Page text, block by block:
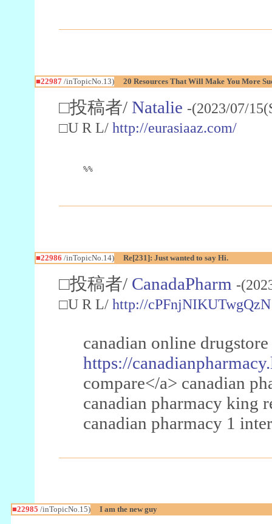
■22987/inTopicNo.13) 20 Resources That Will Make You More
□投稿者/ Natalie -(2023/07/
□U R L/ http://eurasiaaz.com/
%%
■22986 /inTopicNo.14) Re[231]: Just wanted to say Hi.
□投稿者/ CanadaPharm -
□U R L/ http://cPFnjNIKUTwgQzN
canadian online
https://
compare</a> canadian
canadian pharmacy king
canadian pharmacy 1
■22985 /inTopicNo.15) I am the new guy